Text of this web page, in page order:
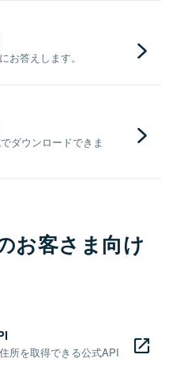
お答えします。
ダウンロードできま
お客さま向け
所を取得できる公式API